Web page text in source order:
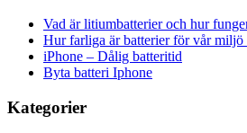
Vad är litiumbatterier och hur
Hur farliga är batterier för vår miljö
iPhone – Dålig batteritid
Byta batteri Iphone
Kategorier